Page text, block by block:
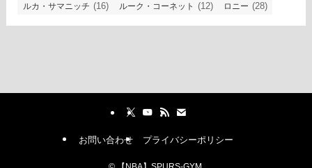
ルカ・サマニッチ (16) ルーク・コーネット (12) ロニー (28)
お問い合わせ プライバシーポリシー